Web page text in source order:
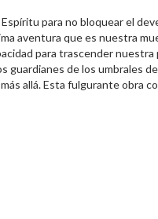
Espíritu para no bloquear el
aventura que es nuestra
para trascender
guardianes de los umbrales
allá. Esta fulgurante obra